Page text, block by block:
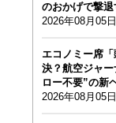
のおかげで撃退
2026年08月05日
エコノミー席
決？航空ジャ
ロー不要”の新
2026年08月05日